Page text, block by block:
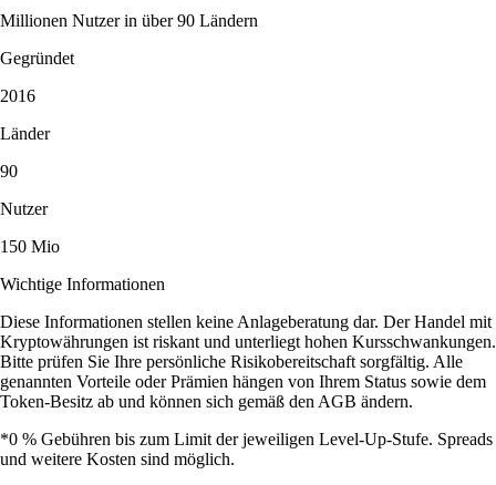
Millionen Nutzer in über 90 Ländern
Gegründet
2016
Länder
90
Nutzer
150 Mio
Wichtige Informationen
Diese Informationen stellen keine Anlageberatung dar. Der Handel mit
Kryptowährungen ist riskant und unterliegt hohen Kursschwankungen.
Bitte prüfen Sie Ihre persönliche Risikobereitschaft sorgfältig. Alle
genannten Vorteile oder Prämien hängen von Ihrem Status sowie dem
Token-Besitz ab und können sich gemäß den AGB ändern.
*0 % Gebühren bis zum Limit der jeweiligen Level-Up-Stufe. Spreads
und weitere Kosten sind möglich.